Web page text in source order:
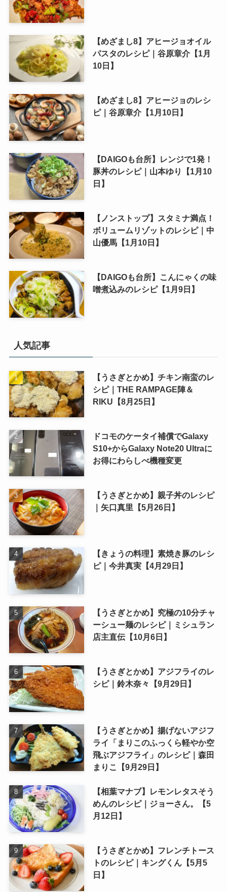
【めざまし8】アヒージョオイル
パスタのレシピ｜谷原章介【1月
10日】
【めざまし8】アヒージョのレシ
ピ｜谷原章介【1月10日】
【DAIGOも台所】レンジで1発！
豚丼のレシピ｜山本ゆり【1月10
日】
【ノンストップ】スタミナ満点！
ボリュームリゾットのレシピ｜中
山優馬【1月10日】
【DAIGOも台所】こんにゃくの味
噌煮込みのレシピ【1月9日】
人気記事
【うさぎとかめ】チキン南蛮のレ
シピ｜THE RAMPAGE陣＆
RIKU【8月25日】
ドコモのケータイ補償でGalaxy
S10+からGalaxy Note20 Ultraに
お得にわらしべ機種変更
【うさぎとかめ】親子丼のレシピ
｜矢口真里【5月26日】
【きょうの料理】素焼き豚のレシ
ピ｜今井真実【4月29日】
【うさぎとかめ】究極の10分チャ
ーシュー麺のレシピ｜ミシュラン
店主直伝【10月6日】
【うさぎとかめ】アジフライのレ
シピ｜鈴木奈々【9月29日】
【うさぎとかめ】揚げないアジフ
ライ「まりこのふっくら軽やか空
飛ぶアジフライ」のレシピ｜森田
まりこ【9月29日】
【相葉マナブ】レモンレタスそう
めんのレシピ｜ジョーさん。【5
月12日】
【うさぎとかめ】フレンチトース
トのレシピ｜キングくん【5月5
日】